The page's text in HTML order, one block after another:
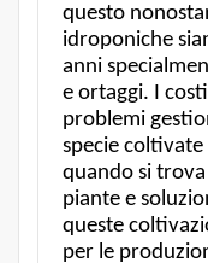
questo
idroponiche
anni
e ortaggi. I
problemi
specie
quando si
piante e
queste
per le